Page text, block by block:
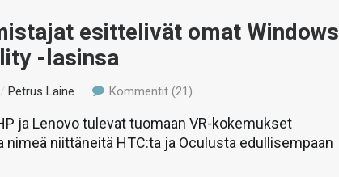
esittelivät omat Windows
-lasinsa
/Petrus Laine Kommentit (21)
ja Lenovo tulevat tuomaan VR-kokemukset
nimeä niittäneitä HTC:ta ja Oculusta edullisempaan